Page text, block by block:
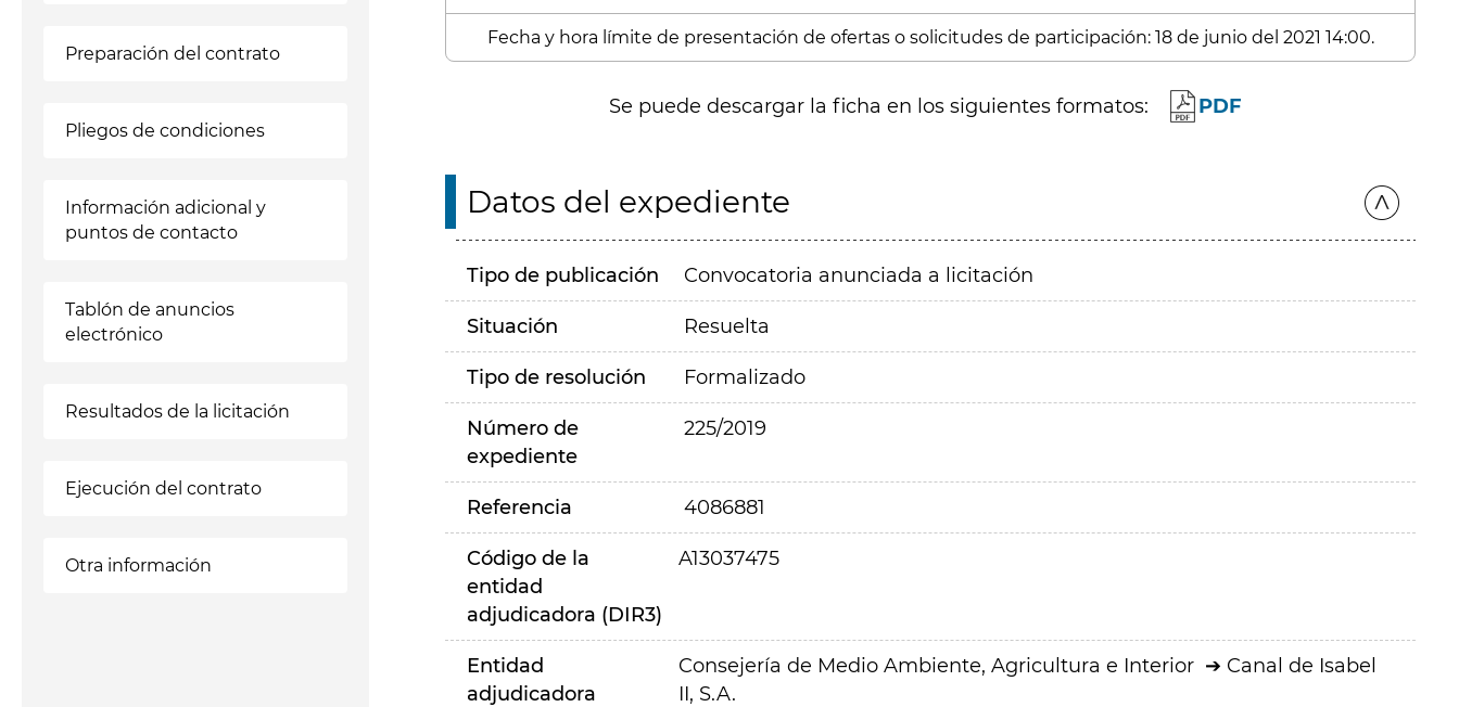
Preparación del contrato
Pliegos de condiciones
Información adicional y
puntos de contacto
Tablón de anuncios
electrónico
Resultados de la licitación
Ejecución del contrato
Otra información
Fecha y hora límite de presentación de ofertas o solicitudes de participación: 18 de junio del 2021 14:00.
Se puede descargar la ficha en los siguientes formatos: PDF
Datos del expediente
Tipo de publicación Convocatoria anunciada a licitación
Situación Resuelta
Tipo de resolución Formalizado
Número de
expediente
225/2019
Referencia 4086881
Código de la
entidad
adjudicadora (DIR3)
A13037475
Entidad
adjudicadora
Consejería de Medio Ambiente, Agricultura e Interior
Canal de Isabel
II, S.A.